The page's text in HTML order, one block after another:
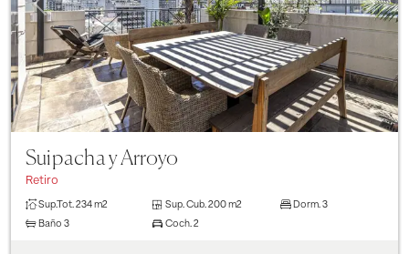
Suipacha y Arroyo
Retiro
Sup.Tot.234 m2 Sup. Cub. 200 m2 Dorm. 3
Baño 3 Coch. 2